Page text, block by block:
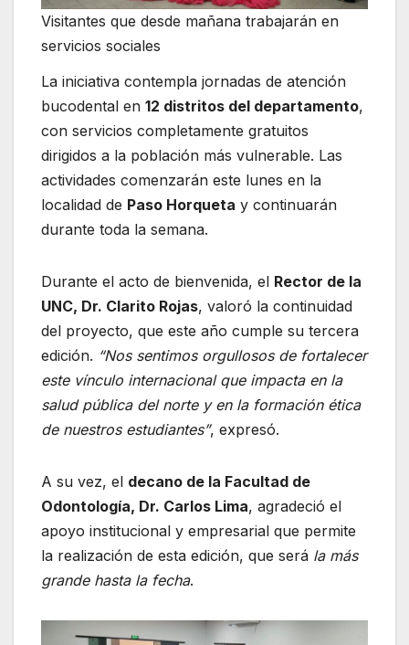
Visitantes que desde mañana trabajarán en
servicios sociales
La iniciativa contempla jornadas de atención
bucodental en 12 distritos del departamento,
con servicios completamente gratuitos
dirigidos a la población más vulnerable. Las
actividades comenzarán este lunes en la
localidad de Paso Horqueta y continuarán
durante toda la semana.
Durante el acto de bienvenida, el Rector de la
UNC, Dr. Clarito Rojas, valoró la continuidad
del proyecto, que este año cumple su tercera
edición. “Nos sentimos orgullosos de fortalecer
este vínculo internacional que impacta en la
salud pública del norte y en la formación ética
de nuestros estudiantes”, expresó.
A su vez, el decano de la Facultad de
Odontología, Dr. Carlos Lima, agradeció el
apoyo institucional y empresarial que permite
la realización de esta edición, que será la más
grande hasta la fecha.